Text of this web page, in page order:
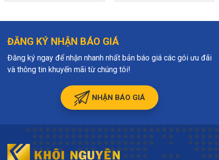
ĐĂNG KÝ NHẬN BÁO GIÁ
Đăng ký ngay để nhận nhanh nhất bản báo giá các gói ưu đãi
và thông tin khuyến mãi từ chúng tôi!
NHẬN BÁO GIÁ